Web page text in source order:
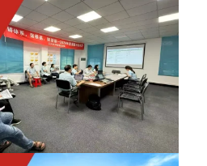
2026年6月12日